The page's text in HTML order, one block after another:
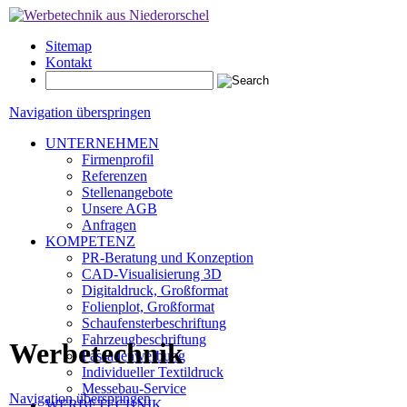
Sitemap
Kontakt
Navigation überspringen
UNTERNEHMEN
Firmenprofil
Referenzen
Stellenangebote
Unsere AGB
Anfragen
KOMPETENZ
PR-Beratung und Konzeption
CAD-Visualisierung 3D
Digitaldruck, Großformat
Folienplot, Großformat
Schaufensterbeschriftung
Fahrzeugbeschriftung
Fassadenwerbung
Individueller Textildruck
Messebau-Service
Werbetechnik
Navigation überspringen